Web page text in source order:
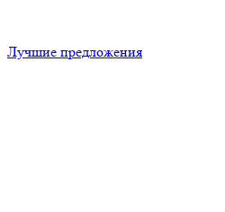
Лучшие предложения